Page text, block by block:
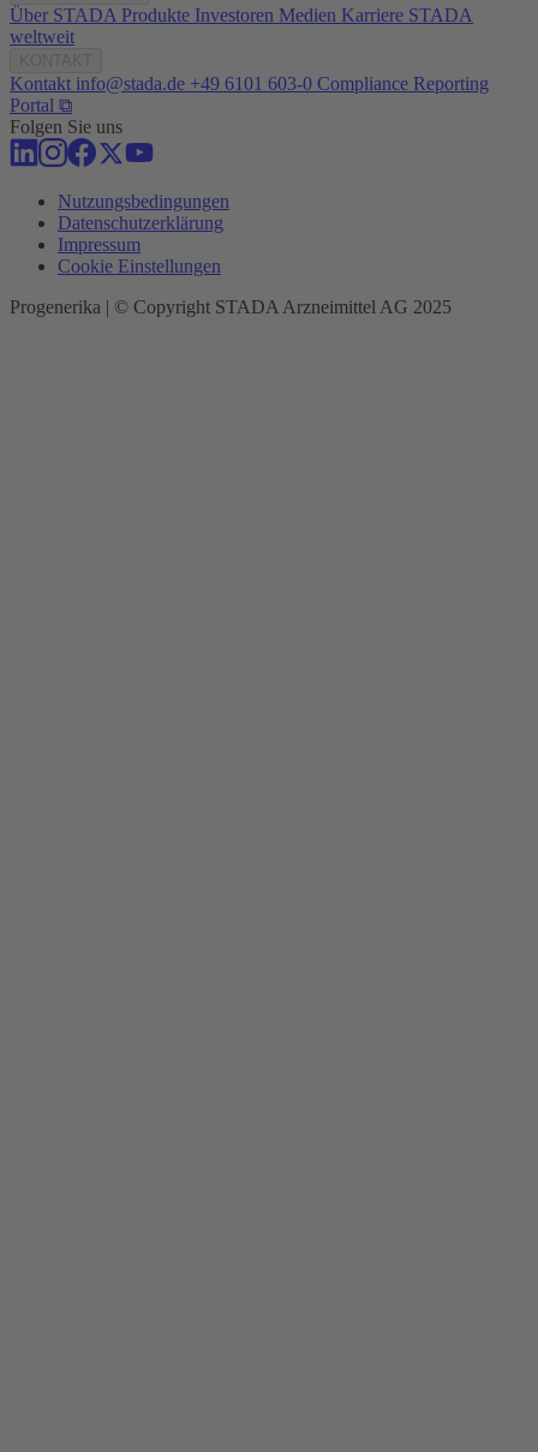
Über STADA Produkte Investoren Medien Karriere STADA
weltweit
Kontakt info@stada.de +49 6101 603-0 Compliance Reporting
Portal ⧉
Folgen Sie uns
Nutzungsbedingungen
Datenschutzerklärung
Impressum
Cookie Einstellungen
Progenerika | © Copyright STADA Arzneimittel AG 2025